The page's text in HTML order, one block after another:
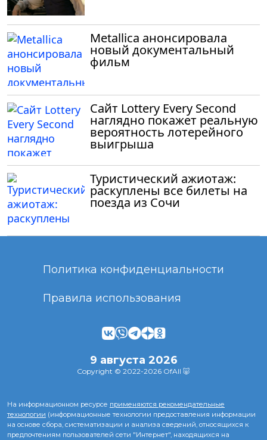
Metallica анонсировала
новый документальный
фильм
Сайт Lottery Every Second
наглядно покажет реальную
вероятность лотерейного
выигрыша
Туристический ажиотаж:
раскуплены все билеты на
поезда из Сочи
Политика конфиденциальности
Правила использования
9 августа 2026
Copyright © 2022-2026 OfAll 🐷
На информационном ресурсе применяются рекомендательные
технологии (информационные технологии предоставления информации
на основе сбора, систематизации и анализа сведений, относящихся к
предпочтениям пользователей сети "Интернет", находящихся на